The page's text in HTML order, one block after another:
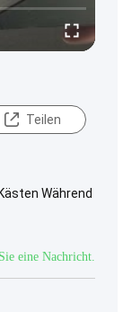
Teilen
Während
eine Nachricht.